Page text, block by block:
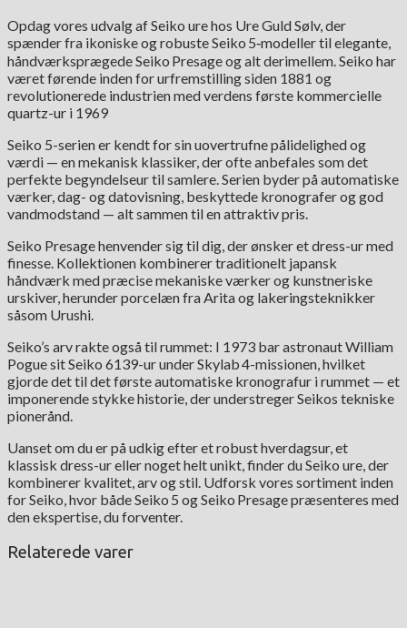
Opdag vores udvalg af Seiko ure hos Ure Guld Sølv, der
spænder fra ikoniske og robuste Seiko 5‑modeller til elegante,
håndværksprægede Seiko Presage og alt derimellem. Seiko har
været førende inden for urfremstilling siden 1881 og
revolutionerede industrien med verdens første kommercielle
quartz-ur i 1969
Seiko 5-serien er kendt for sin uovertrufne pålidelighed og
værdi — en mekanisk klassiker, der ofte anbefales som det
perfekte begyndelseur til samlere. Serien byder på automatiske
værker, dag- og datovisning, beskyttede kronografer og god
vandmodstand — alt sammen til en attraktiv pris.
Seiko Presage henvender sig til dig, der ønsker et dress-ur med
finesse. Kollektionen kombinerer traditionelt japansk
håndværk med præcise mekaniske værker og kunstneriske
urskiver, herunder porcelæn fra Arita og lakeringsteknikker
såsom Urushi.
Seiko’s arv rakte også til rummet: I 1973 bar astronaut William
Pogue sit Seiko 6139-ur under Skylab 4-missionen, hvilket
gjorde det til det første automatiske kronografur i rummet — et
imponerende stykke historie, der understreger Seikos tekniske
pionerånd.
Uanset om du er på udkig efter et robust hverdagsur, et
klassisk dress-ur eller noget helt unikt, finder du Seiko ure, der
kombinerer kvalitet, arv og stil. Udforsk vores sortiment inden
for Seiko, hvor både Seiko 5 og Seiko Presage præsenteres med
den ekspertise, du forventer.
Relaterede varer